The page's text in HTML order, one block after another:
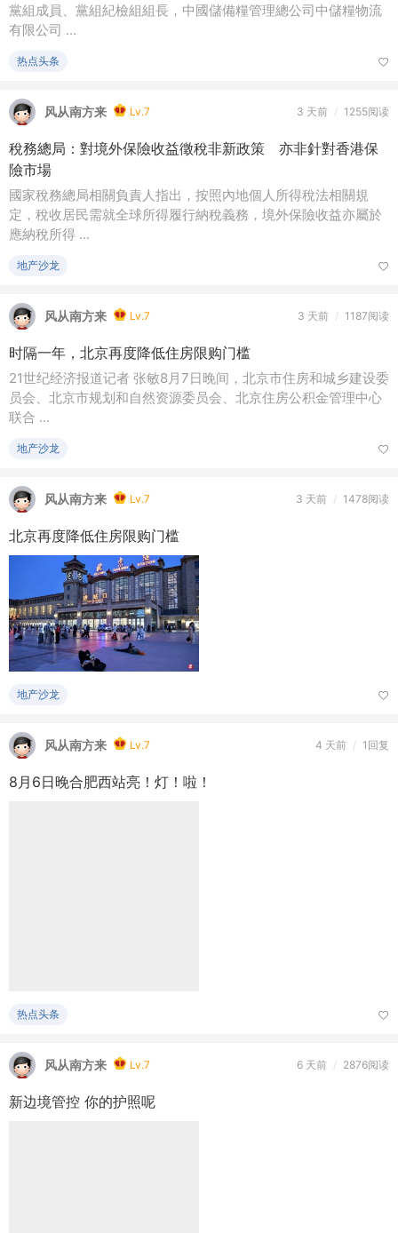
黨組成員、黨組紀檢組組長，中國儲備糧管理總公司中儲糧物流
有限公司 ...
热点头条
风从南方来 Lv.7 3 天前 / 1255阅读
稅務總局：對境外保險收益徵稅非新政策 亦非針對香港保
險市場
國家稅務總局相關負責人指出，按照內地個人所得稅法相關規
定，稅收居民需就全球所得履行納稅義務，境外保險收益亦屬於
應納稅所得 ...
地产沙龙
风从南方来 Lv.7 3 天前 / 1187阅读
时隔一年，北京再度降低住房限购门槛
21世纪经济报道记者 张敏8月7日晚间，北京市住房和城乡建设委
员会、北京市规划和自然资源委员会、北京住房公积金管理中心
联合 ...
地产沙龙
风从南方来 Lv.7 3 天前 / 1478阅读
北京再度降低住房限购门槛
地产沙龙
风从南方来 Lv.7 4 天前 / 1回复
8月6日晚合肥西站亮！灯！啦！
热点头条
风从南方来 Lv.7 6 天前 / 2876阅读
新边境管控 你的护照呢